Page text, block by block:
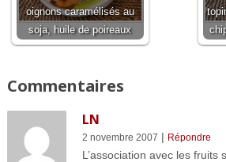
oignons caramélisés au
soja, huile de poireaux
Commentaires
LN
2 novembre 2007 | Répondre
L’association avec les fruits